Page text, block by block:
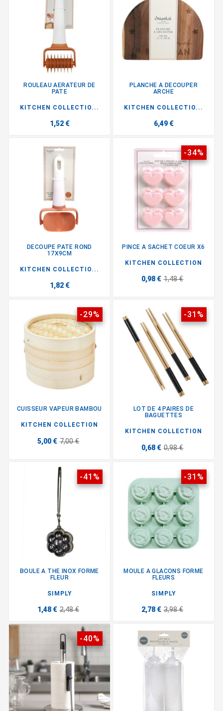
ROULEAU AERATEUR DE
PATE
KITCHEN COLLECTIO...
1,52 €
PLANCHE A DECOUPER
ARCHE
KITCHEN COLLECTIO...
6,49 €
DECOUPE PATE ROND
17X9CM
KITCHEN COLLECTIO...
1,82 €
-34%
PINCE A SACHET COEUR X6
KITCHEN COLLECTION
0,98 € 1,48 €
-29%
CUISSEUR VAPEUR BAMBOU
KITCHEN COLLECTION
5,00 € 7,00 €
-31%
LOT DE 4 PAIRES DE
BAGUETTES
KITCHEN COLLECTION
0,68 € 0,98 €
-41%
BOULE A THE INOX FORME
FLEUR
SIMPLY
1,48 € 2,48 €
-31%
MOULE A GLACONS FORME
FLEURS
SIMPLY
2,78 € 3,98 €
-40%